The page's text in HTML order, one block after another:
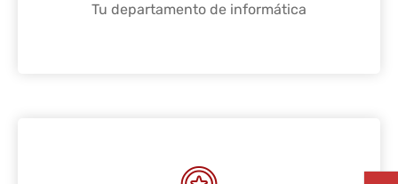
Tu departamento de informática